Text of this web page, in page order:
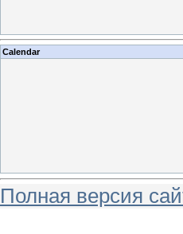
Calendar
Полная версия